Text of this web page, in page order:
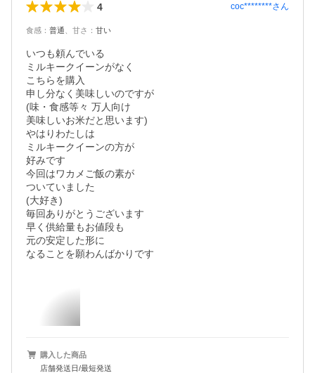
4 coc********さん
食感 ： 普通 甘さ ： 甘い
いつも頼んでいる
ミルキークイーンがなく
こちらを購入
申し分なく美味しいのですが
(味・食感等々 万人向け
美味しいお米だと思います)
やはりわたしは
ミルキークイーンの方が
好みです
今回はワカメご飯の素が
ついていました
(大好き)
毎回ありがとうございます
早く供給量もお値段も
元の安定した形に
なることを願わんばかりです
購入した商品
店舗発送日/最短発送